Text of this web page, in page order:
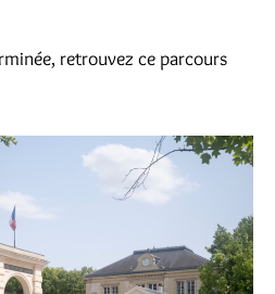
retrouvez ce parcours